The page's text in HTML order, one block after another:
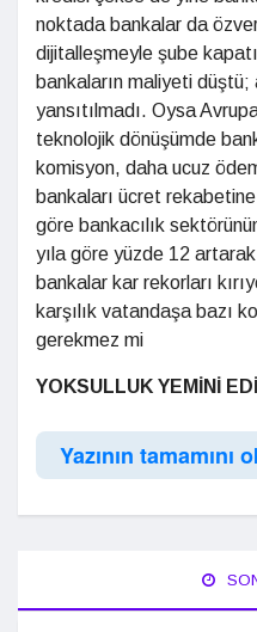
noktada bankalar da
dijitalleşmeyle şube
bankaların maliyeti
yansıtılmadı. Oysa
teknolojik dönüşümde
komisyon, daha ucuz
bankaları ücret
göre bankacılık
yıla göre yüzde 12 artarak
bankalar kar rekorları
karşılık vatandaşa bazı
gerekmez mi
YOKSULLUK YEMİNİ
Yazının tamamını